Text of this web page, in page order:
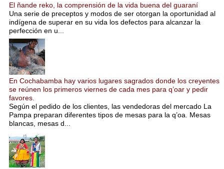
El ñande reko, la comprensión de la vida buena del guaraní
Una serie de preceptos y modos de ser otorgan la oportunidad al
indígena de superar en su vida los defectos para alcanzar la
perfección en u...
En Cochabamba hay varios lugares sagrados donde los creyentes
se reúnen los primeros viernes de cada mes para q’oar y pedir
favores.
Según el pedido de los clientes, las vendedoras del mercado La
Pampa preparan diferentes tipos de mesas para la q’oa. Mesas
blancas, mesas d...